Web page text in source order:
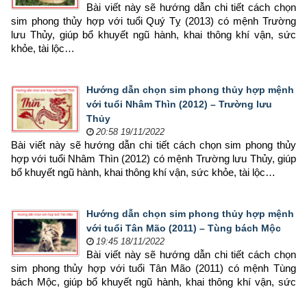
Bài viết này sẽ hướng dẫn chi tiết cách chọn
sim phong thủy hợp với tuổi Quý Tỵ (2013) có mệnh Trường
lưu Thủy, giúp bổ khuyết ngũ hành, khai thông khí vận, sức
khỏe, tài lộc…
Hướng dẫn chọn sim phong thủy hợp mệnh
với tuổi Nhâm Thìn (2012) – Trường lưu
Thủy
20:58 19/11/2022
Bài viết này sẽ hướng dẫn chi tiết cách chọn sim phong thủy
hợp với tuổi Nhâm Thìn (2012) có mệnh Trường lưu Thủy, giúp
bổ khuyết ngũ hành, khai thông khí vận, sức khỏe, tài lộc…
Hướng dẫn chọn sim phong thủy hợp mệnh
với tuổi Tân Mão (2011) – Tùng bách Mộc
19:45 18/11/2022
Bài viết này sẽ hướng dẫn chi tiết cách chọn
sim phong thủy hợp với tuổi Tân Mão (2011) có mệnh Tùng
bách Mộc, giúp bổ khuyết ngũ hành, khai thông khí vận, sức